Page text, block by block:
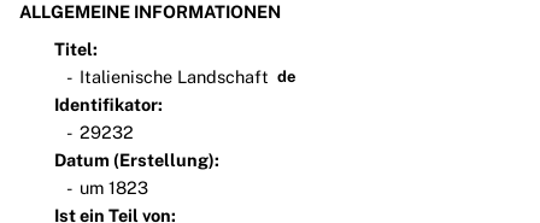
ALLGEMEINE INFORMATIONEN
Titel:
Italienische Landschaft de
Identifikator:
29232
Datum (Erstellung):
um 1823
Ist ein Teil von: